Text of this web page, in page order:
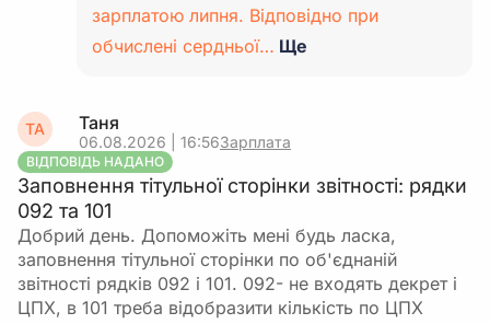
зарплатою липня. Відповідно при
обчислені сердньої… Ще
ТА Таня
06.08.2026 | 16:56Зарплата
ВІДПОВІДЬ НАДАНО
Заповнення тітульної сторінки звітності: рядки
092 та 101
Добрий день. Допоможіть мені будь ласка,
заповнення тітульної сторінки по об'єднаній
звітності рядків 092 і 101. 092- не входять декрет і
ЦПХ, в 101 треба відобразити кількість по ЦПХ